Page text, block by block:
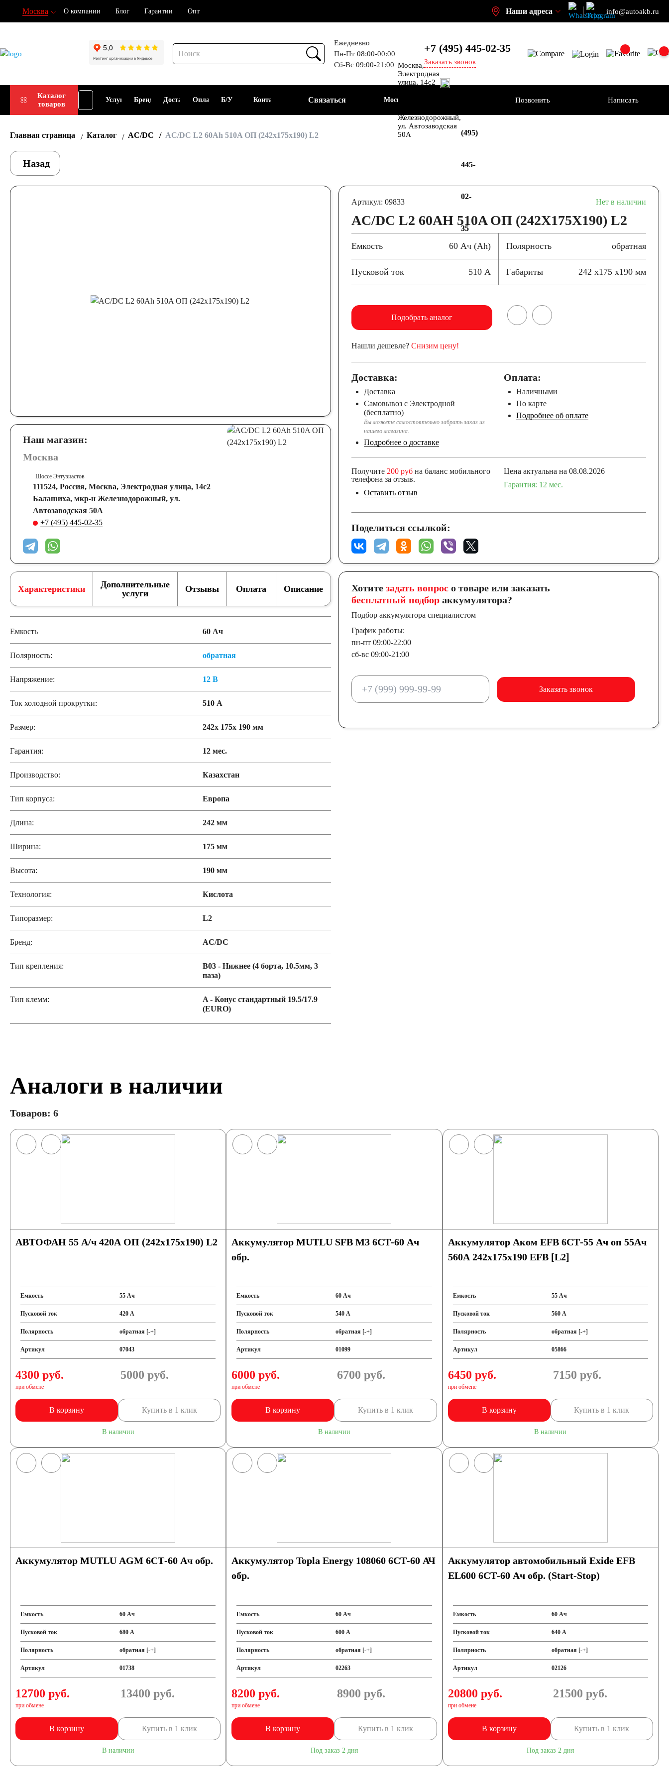
Москва О компании Блог Гарантии Опт Наши адреса info@autoakb.ru
Ежедневно
Пн-Пт 08:00-00:00
Сб-Вс 09:00-21:00
+7 (495)445-02-35
Заказать звонок
Каталог
товаров
Подбор
АКБ
Услуги Бренды ДоставкаОплата Б/У
АКБ
Контакты Связаться Москва
Москва,
Электродная
улица, 14с2
Энтузиастов
Железнодорожный,
ул. Автозаводская
50А
(495)
445-
02-
35
Позвонить Написать
Главная страница Каталог AC/DC AC/DC L2 60Ah 510A ОП (242x175x190) L2
Назад
Наш магазин:
Москва
Шоссе Энтузиастов
111524, Россия, Москва, Электродная улица, 14с2
Балашиха, мкр-н Железнодорожный, ул.
Автозаводская 50А
+7 (495) 445-02-35
Артикул: 09833 Нет в наличии
AC/DC L2 60AH 510A ОП (242X175X190) L2
Емкость 60 Ач (Ah) Полярность обратная
Пусковой ток 510 А Габариты 242 x175 x190 мм
Подобрать аналог
Нашли дешевле? Снизим цену!
Доставка:
Доставка
Самовывоз с Электродной
(бесплатно)
Вы можете самостоятельно забрать заказ из
нашего магазина.
Подробнее о доставке
Оплата:
Наличными
По карте
Подробнее об оплате
Получите 200 рубна баланс мобильного
телефона за отзыв.
Оставить отзыв
Цена актуальна на 08.08.2026
Гарантия: 12 мес.
Поделиться ссылкой:
Характеристики
Дополнительные
услуги
Отзывы Оплата Описание
Емкость 60 Ач
Полярность: обратная
Напряжение: 12 В
Ток холодной прокрутки: 510 А
Размер: 242x 175x 190 мм
Гарантия: 12 мес.
Производство: Казахстан
Тип корпуса: Европа
Длина: 242 мм
Ширина: 175 мм
Высота: 190 мм
Технология: Кислота
Типоразмер: L2
Бренд: AC/DC
Тип крепления:
B03 - Нижнее (4 борта, 10.5мм, 3
паза)
Тип клемм:
A - Конус стандартный 19.5/17.9
(EURO)
Хотите задать вопросо товаре или заказать
бесплатный подбораккумулятора?
Подбор аккумулятора специалистом
График работы:
пн-пт 09:00-22:00
сб-вс 09:00-21:00
Заказать звонок
Аналоги в наличии
Товаров: 6
АВТОФАН 55 А/ч 420А ОП (242x175x190) L2
Емкость 55 Ач
Пусковой ток 420 А
Полярность обратная [-+]
Артикул 07043
4300 руб.
при обмене
5000 руб.
В корзину Купить в 1 клик
В наличии
Аккумулятор MUTLU SFB M3 6СТ-60 Ач
обр.
Емкость 60 Ач
Пусковой ток 540 А
Полярность обратная [-+]
Артикул 01099
6000 руб.
при обмене
6700 руб.
В корзину Купить в 1 клик
В наличии
Аккумулятор Аком EFB 6СТ-55 Ач оп 55Ач
560А 242х175х190 EFB [L2]
Емкость 55 Ач
Пусковой ток 560 А
Полярность обратная [-+]
Артикул 05866
6450 руб.
при обмене
7150 руб.
В корзину Купить в 1 клик
В наличии
Аккумулятор MUTLU AGM 6СТ-60 Ач обр.
Емкость 60 Ач
Пусковой ток 680 А
Полярность обратная [-+]
Артикул 01738
12700 руб.
при обмене
13400 руб.
В корзину Купить в 1 клик
В наличии
Аккумулятор Topla Energy 108060 6СТ-60 АЧ
обр.
Емкость 60 Ач
Пусковой ток 600 А
Полярность обратная [-+]
Артикул 02263
8200 руб.
при обмене
8900 руб.
В корзину Купить в 1 клик
Под заказ 2 дня
Аккумулятор автомобильный Exide EFB
EL600 6СТ-60 Ач обр. (Start-Stop)
Емкость 60 Ач
Пусковой ток 640 А
Полярность обратная [-+]
Артикул 02126
20800 руб.
при обмене
21500 руб.
В корзину Купить в 1 клик
Под заказ 2 дня